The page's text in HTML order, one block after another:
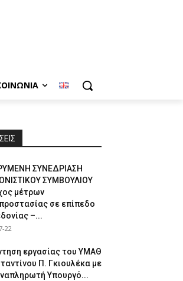
ΣΥΝΕΔΡΙΑΣΗ
ΣΥΜΒΟΥΛΙΟΥ
μέτρων
σε επίπεδο
–...
22
εργασίας του ΥΜΑΘ
Π. Γκιουλέκα με
Υπουργό...